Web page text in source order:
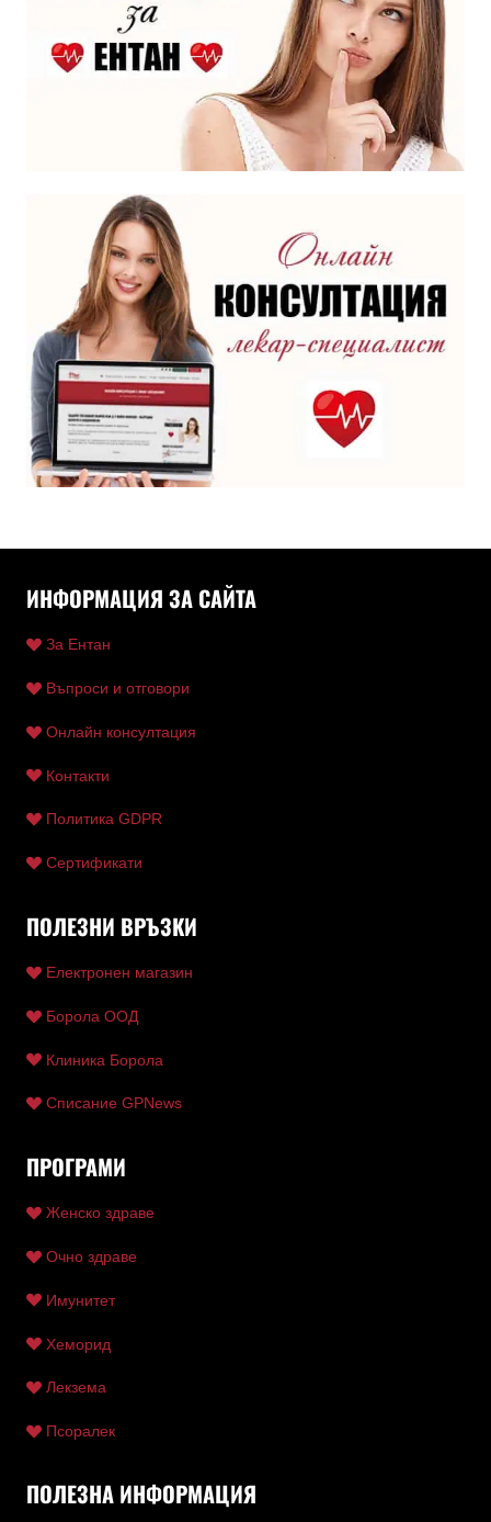
ИНФОРМАЦИЯ ЗА САЙТА
За Ентан
Въпроси и отговори
Онлайн консултация
Контакти
Политика GDPR
Сертификати
ПОЛЕЗНИ ВРЪЗКИ
Електронен магазин
Борола ООД
Клиника Борола
Списание GPNews
ПРОГРАМИ
Женско здраве
Очно здраве
Имунитет
Хеморид
Лекзема
Псоралек
ПОЛЕЗНА ИНФОРМАЦИЯ